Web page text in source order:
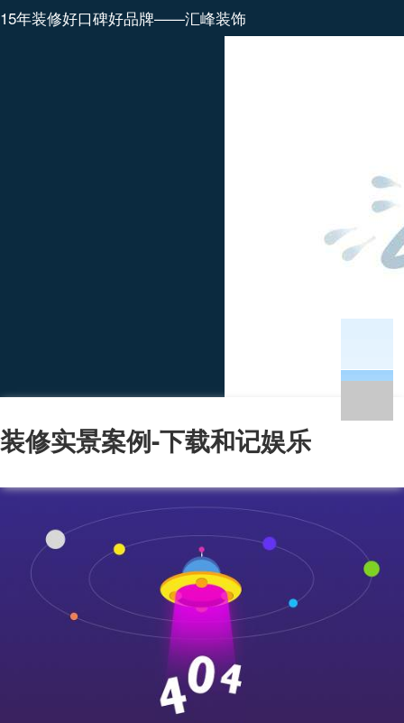
15年装修好口碑好品牌——汇峰装饰
装修实景案例-下载和记娱乐